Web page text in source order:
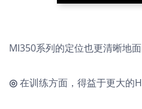
MI350系列的定位也更清晰地
◎在训练方面，得益于更大的